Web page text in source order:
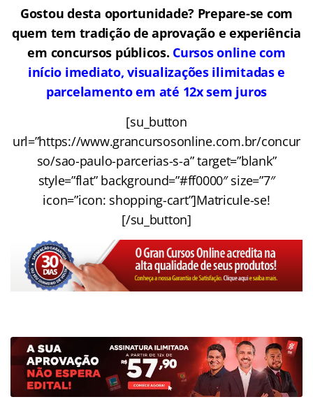
Gostou desta oportunidade? Prepare-se com
quem tem tradição de aprovação e experiência
em concursos públicos. Cursos online com
início imediato, visualizações ilimitadas e
parcelamento em até 12x sem juros
[su_button
url=”https://www.grancursosonline.com.br/concur
so/sao-paulo-parcerias-s-a” target=”blank”
style=”flat” background=”#ff0000″ size=”7″
icon=”icon: shopping-cart”]Matricule-se!
[/su_button]